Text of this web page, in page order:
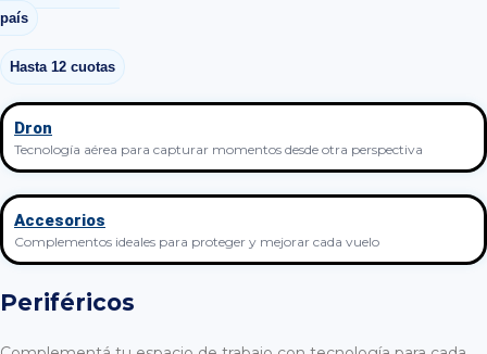
país
Hasta 12 cuotas
Dron
Tecnología aérea para capturar momentos desde otra perspectiva
Accesorios
Complementos ideales para proteger y mejorar cada vuelo
Periféricos